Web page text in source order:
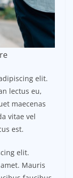
elit.
lectus eu,
maecenas
vitae vel
est.
elit.
Mauris